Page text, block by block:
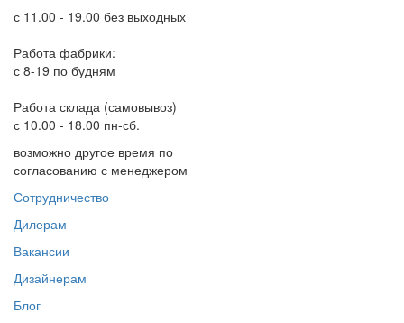
с 11.00 - 19.00 без выходных
Работа фабрики:
с 8-19 по будням
Работа склада (самовывоз)
с 10.00 - 18.00 пн-сб.
возможно другое время по
согласованию с менеджером
Сотрудничество
Дилерам
Вакансии
Дизайнерам
Блог